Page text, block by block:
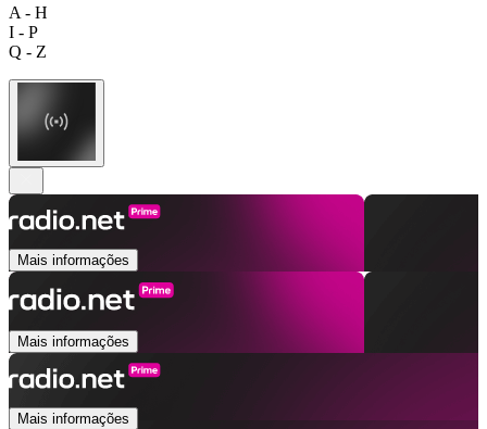
A - H
I - P
Q - Z
Mais informações
Mais informações
Mais informações